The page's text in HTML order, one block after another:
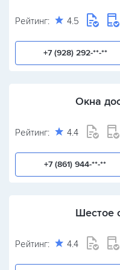
Рейтинг: 4.5
+7 (928) 292-**-**
Окна
Рейтинг: 4.4
+7 (861) 944-**-**
Шестое
Рейтинг: 4.4